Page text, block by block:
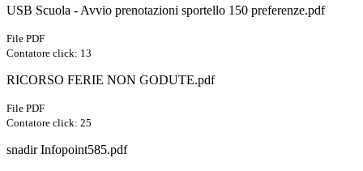
USB Scuola - Avvio prenotazioni sportello 150 preferenze.pdf
File PDF
Contatore click: 13
RICORSO FERIE NON GODUTE.pdf
File PDF
Contatore click: 25
snadir Infopoint585.pdf